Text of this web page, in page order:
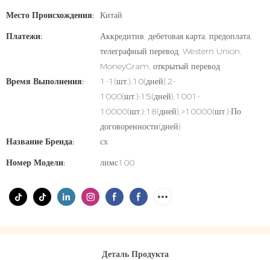
Место Происхождения: Китай
Платежи:
Аккредитив, дебетовая карта, предоплата,
телеграфный перевод, Western Union,
MoneyGram, открытый перевод
Время Выполнения:
1-1(шт.):10(дней),2-
1000(шт.):15(дней),1001-
10000(шт.):18(дней),>10000(шт.):По
договоренности(дней)
Название Бренда:
сх
Номер Модели:
лимс100
Деталь Продукта